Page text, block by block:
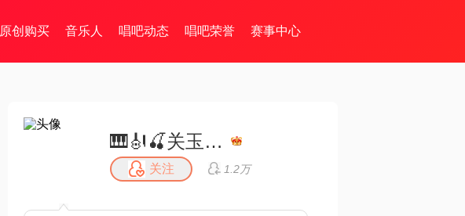
原创购买 音乐人 唱吧动态 唱吧荣誉 赛事中心
🎹🎻🍒关玉民🍒🎼🎤（暂离）
关注 1.2万